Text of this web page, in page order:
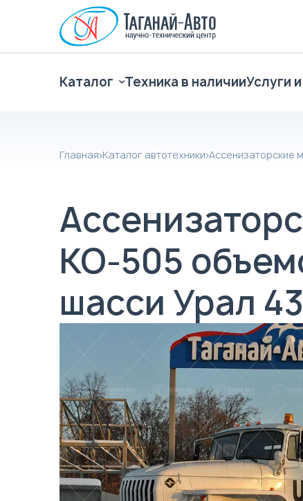
Каталог Техника в наличииУслуги
Главная Каталог автотехники Ассенизаторские
КО-505
шасси Урал